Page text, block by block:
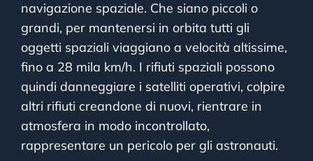
navigazione spaziale. Che siano piccoli o
grandi, per mantenersi in orbita tutti gli
oggetti spaziali viaggiano a velocità altissime,
fino a 28 mila km/h. I rifiuti spaziali possono
quindi danneggiare i satelliti operativi, colpire
altri rifiuti creandone di nuovi, rientrare in
atmosfera in modo incontrollato,
rappresentare un pericolo per gli astronauti.